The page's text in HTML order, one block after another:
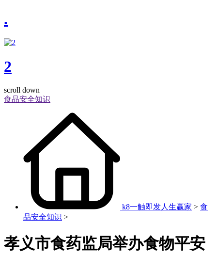
.
2
scroll down
食品安全知识
k8一触即发人生赢家 > 食
品安全知识 >
孝义市食药监局举办食物平安